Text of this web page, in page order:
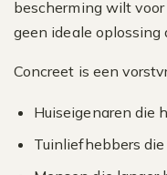
bescherming wilt
geen ideale oplossing
Concreet is een
Huiseigenaren die
Tuinliefhebbers